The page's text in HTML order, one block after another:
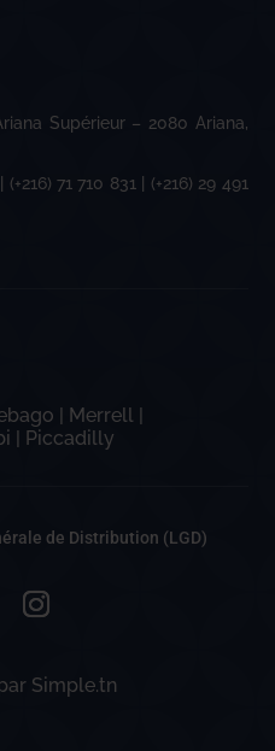
Supérieur – 2080 Ariana,
71 710 831 | (+216) 29 491
Merrell
Piccadilly
de Distribution (LGD)
Simple.tn